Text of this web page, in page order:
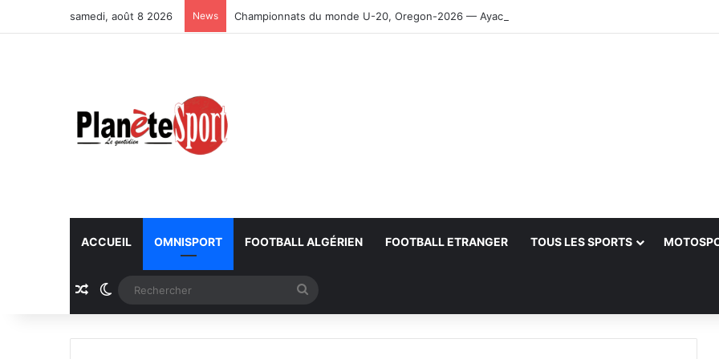
samedi, août 8 2026 News Championnats du monde U-20, Oregon-2026 — Ayachi, Dissa, Touahria et Ghezali en finale
ACCUEIL OMNISPORT FOOTBALL ALGÉRIEN FOOTBALL ETRANGER TOUS LES SPORTS
Article Aléatoire
Switch skin